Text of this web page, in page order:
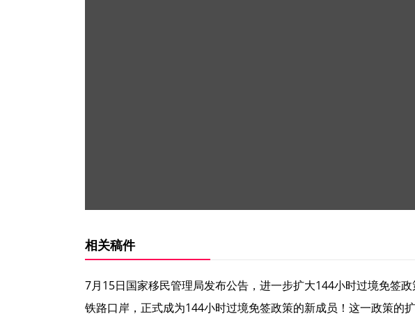
相关稿件
7月15日国家移民管理局发布公告，进一步扩大144小时过境免签
铁路口岸，正式成为144小时过境免签政策的新成员！这一政策的